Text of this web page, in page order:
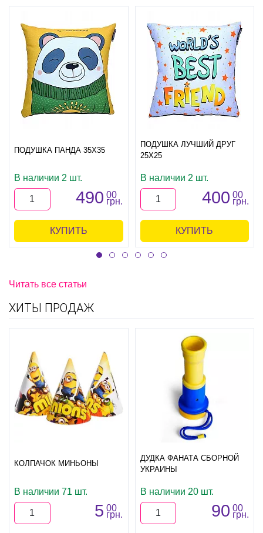
ПОДУШКА ПАНДА 35Х35
В наличии 2 шт.
490 00
грн.
КУПИТЬ
ПОДУШКА ЛУЧШИЙ ДРУГ
25Х25
В наличии 2 шт.
400 00
грн.
КУПИТЬ
Читать все статьи
ХИТЫ ПРОДАЖ
КОЛПАЧОК МИНЬОНЫ
В наличии 71 шт.
5 00
грн.
ДУДКА ФАНАТА СБОРНОЙ
УКРАИНЫ
В наличии 20 шт.
90 00
грн.